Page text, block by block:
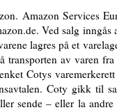
Amazon Services
Ved salg
lagres på et
transporten av varen
Cotys
Coty gikk til
sende – eller la